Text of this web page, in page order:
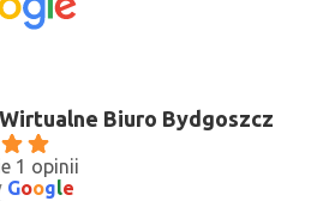
Wirtualne Biuro Bydgoszcz
1 opinii
Google